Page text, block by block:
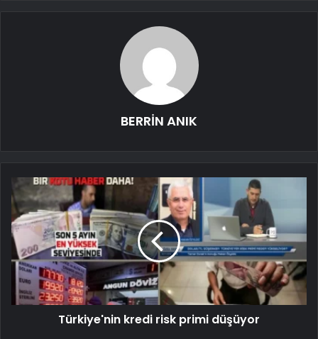
BERRİN ANIK
Türkiye'nin kredi risk primi düşüyor